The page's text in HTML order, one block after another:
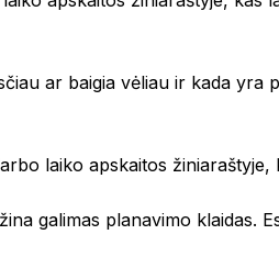
dirbtiniu intelektu pagrįsti
ar baigia vėliau ir kada yra
laiko apskaitos žiniaraštyje,
galimas planavimo klaidas.